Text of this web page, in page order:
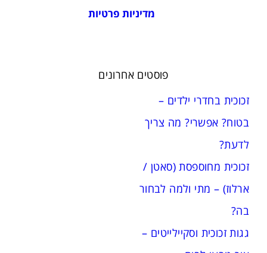
מדיניות פרטיות
פוסטים אחרונים
זכוכית בחדרי ילדים –
בטוח? אפשרי? מה צריך
לדעת?
זכוכית מחוספסת (סאטן /
ארלוז) – מתי ולמה לבחור
בה?
גגות זכוכית וסקיילייטים –